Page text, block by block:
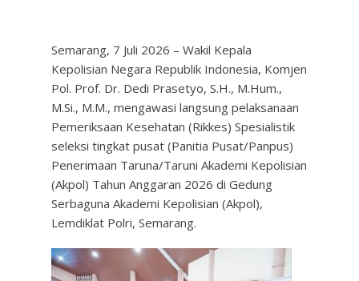
Semarang, 7 Juli 2026 – Wakil Kepala
Kepolisian Negara Republik Indonesia, Komjen
Pol. Prof. Dr. Dedi Prasetyo, S.H., M.Hum.,
M.Si., M.M., mengawasi langsung pelaksanaan
Pemeriksaan Kesehatan (Rikkes) Spesialistik
seleksi tingkat pusat (Panitia Pusat/Panpus)
Penerimaan Taruna/Taruni Akademi Kepolisian
(Akpol) Tahun Anggaran 2026 di Gedung
Serbaguna Akademi Kepolisian (Akpol),
Lemdiklat Polri, Semarang.